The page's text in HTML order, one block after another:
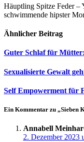
Häuptling Spitze Feder –
schwimmende hipster
Ähnlicher Beitrag
Guter Schlaf für
Sexualisierte Gewalt
Self Empowerment für
Ein Kommentar zu „Sieben
Annabell
2. Dezember 2023